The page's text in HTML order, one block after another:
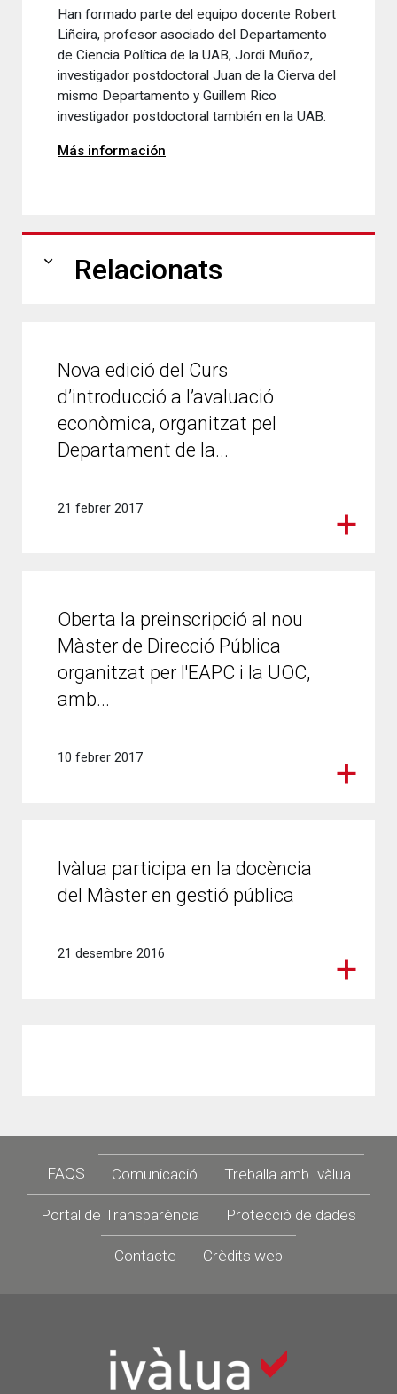
Han formado parte del equipo docente Robert
Liñeira, profesor asociado del Departamento
de Ciencia Política de la UAB, Jordi Muñoz,
investigador postdoctoral Juan de la Cierva del
mismo Departamento y Guillem Rico
investigador postdoctoral también en la UAB.
Más información
expand_more Relacionats
Nova edició del Curs
d’introducció a l’avaluació
econòmica, organitzat pel
Departament de la...
21 febrer 2017
Oberta la preinscripció al nou
Màster de Direcció Pública
organitzat per l'EAPC i la UOC,
amb...
10 febrer 2017
Ivàlua participa en la docència
del Màster en gestió pública
21 desembre 2016
Footer
FAQS Comunicació Treballa amb Ivàlua
Portal de Transparència Protecció de dades
Contacte Crèdits web